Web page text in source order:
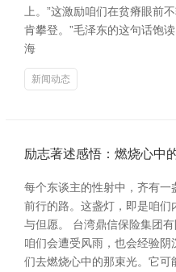
上。”这激励咱们在贫瘠眼前
肯攀登。”毛泽东的这句话饱
海
新闻动态
励志著述感悟：燃烧心中
每个东谈主的性射中，齐有
前行的路。这盏灯，即是咱
与但愿。 台湾鼎信保险集团
咱们会遭受风雨，也会经验
们去燃烧心中的那束光。它